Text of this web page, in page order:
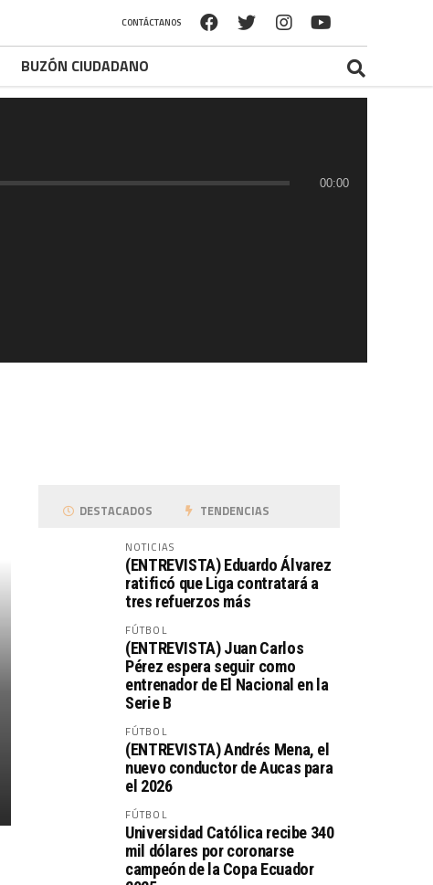
00:00
CONTÁCTANOS
BUZÓN CIUDADANO
DESTACADOS TENDENCIAS
NOTICIAS
(ENTREVISTA) Eduardo Álvarez
ratificó que Liga contratará a
tres refuerzos más
FÚTBOL
(ENTREVISTA) Juan Carlos
Pérez espera seguir como
entrenador de El Nacional en la
Serie B
FÚTBOL
(ENTREVISTA) Andrés Mena, el
nuevo conductor de Aucas para
el 2026
FÚTBOL
Universidad Católica recibe 340
mil dólares por coronarse
campeón de la Copa Ecuador